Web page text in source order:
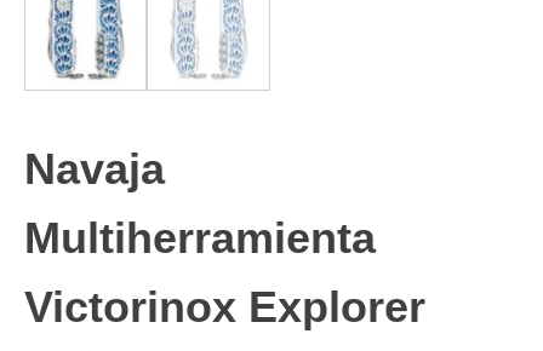
Navaja
Multiherramienta
Victorinox Explorer